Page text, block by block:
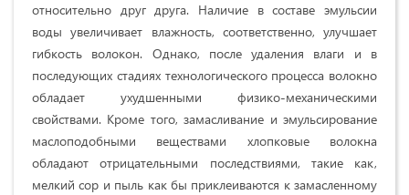
относительно друг друга. Наличие в составе эмульсии
воды увеличивает влажность, соответственно, улучшает
гибкость волокон. Однако, после удаления влаги и в
последующих стадиях технологического процесса волокно
обладает ухудшенными физико-механическими
свойствами. Кроме того, замасливание и эмульсирование
маслоподобными веществами хлопковые волокна
обладают отрицательными последствиями, такие как,
мелкий сор и пыль как бы приклеиваются к замасленному